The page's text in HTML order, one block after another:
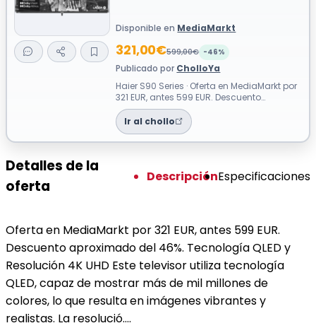
Disponible en MediaMarkt
321,00€599,00€ -46%
Publicado por CholloYa
Haier S90 Series · Oferta en MediaMarkt por
321 EUR, antes 599 EUR. Descuento
aproximado del 46%. Tecnología QLED y
R...Ir al chollo
Detalles de la
oferta
DescripciónEspecificaciones
Oferta en MediaMarkt por 321 EUR, antes 599 EUR.
Descuento aproximado del 46%. Tecnología QLED y
Resolución 4K UHD Este televisor utiliza tecnología
QLED, capaz de mostrar más de mil millones de
colores, lo que resulta en imágenes vibrantes y
realistas. La resolució….